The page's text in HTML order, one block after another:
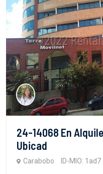
24-14068 En
Ubicad
Carabobo ID-MIO: 1ad7